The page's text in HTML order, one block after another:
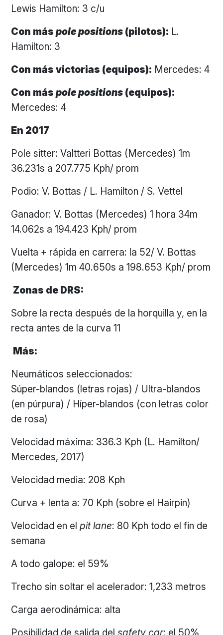
Lewis Hamilton: 3 c/u
Con máspole positions (pilotos): L.
Hamilton: 3
Con más victorias (equipos): Mercedes: 4
Con máspole positions (equipos):
Mercedes: 4
En 2017
Pole sitter: Valtteri Bottas (Mercedes) 1m
36.231s a 207.775 Kph/ prom
Podio: V. Bottas / L. Hamilton / S. Vettel
Ganador: V. Bottas (Mercedes) 1 hora 34m
14.062s a 194.423 Kph/ prom
Vuelta + rápida en carrera: la 52/ V. Bottas
(Mercedes) 1m 40.650s a 198.653 Kph/ prom
Zonas de DRS:
Sobre la recta después de la horquilla y, en la
recta antes de la curva 11
Más:
Neumáticos seleccionados:
Súper-blandos (letras rojas) / Ultra-blandos
(en púrpura) / Híper-blandos (con letras color
de rosa)
Velocidad máxima: 336.3 Kph (L. Hamilton/
Mercedes, 2017)
Velocidad media: 208 Kph
Curva + lenta a: 70 Kph (sobre el Hairpin)
Velocidad en elpit lane: 80 Kph todo el fin de
semana
A todo galope: el 59%
Trecho sin soltar el acelerador: 1,233 metros
Carga aerodinámica: alta
Posibilidad de salida delsafety car: el 50%